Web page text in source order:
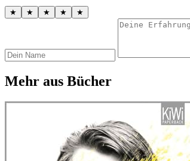
★ ★ ★ ★ ★
Mehr aus Bücher